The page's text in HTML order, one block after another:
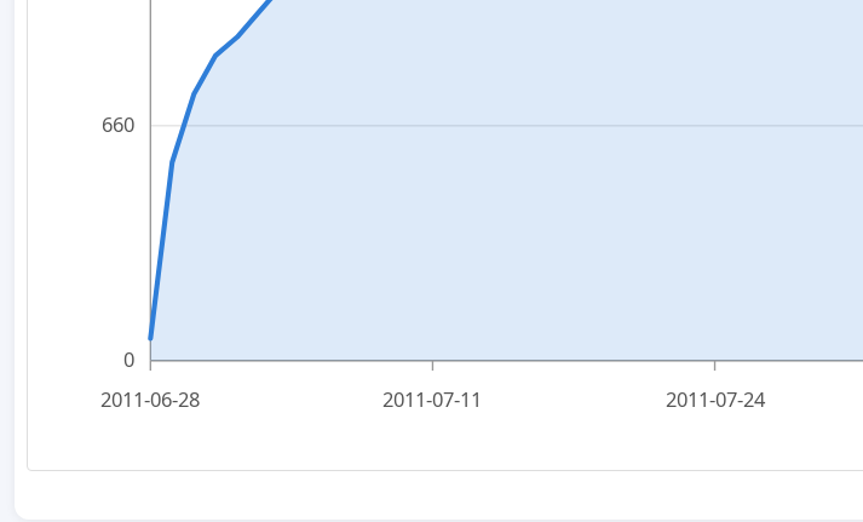
0
660
2011-06-28 2011-07-11 2011-07-24